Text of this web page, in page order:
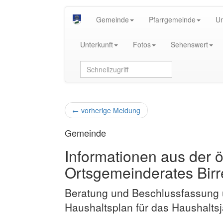
Gemeinde Pfarrgemeinde
Unterkunft Fotos Sehenswert
← vorherige Meldung
Gemeinde
Informationen aus der
Ortsgemeinderates
Beratung und
Haushaltsplan für das